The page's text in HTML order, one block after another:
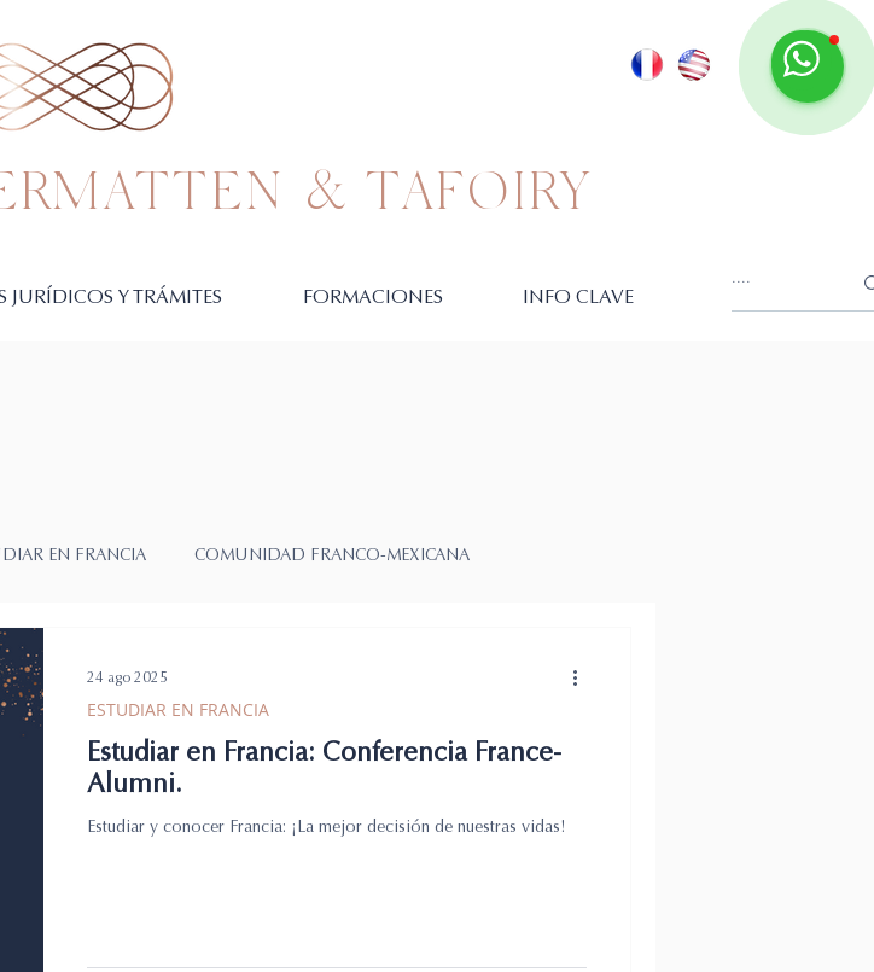
& TAFOIRY
JURÍDICOS Y TRÁMITES FORMACIONES INFO CLAVE
EN FRANCIA COMUNIDAD FRANCO-MEXICANA
LAW
Estudiar en Francia: Conferencia France-
Alumni.
Estudiar y conocer Francia: ¡La mejor decisión de nuestras vidas!
ESTUDIAR EN FRANCIA
24 ago 2025